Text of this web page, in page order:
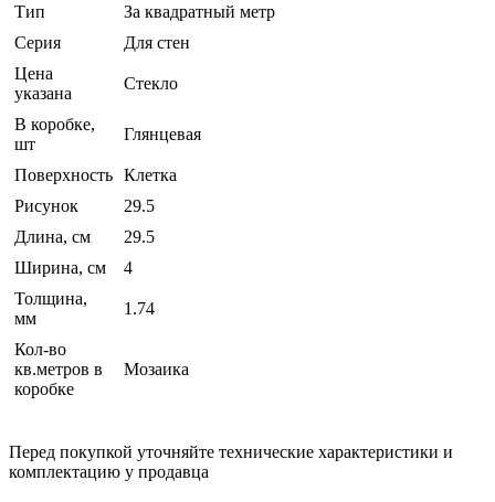
Тип
За квадратный метр
Серия
Для стен
Цена
указана
Стекло
В коробке,
шт
Глянцевая
Поверхность Клетка
Рисунок
29.5
Длина, см
29.5
Ширина, см
4
Толщина,
мм
1.74
Кол-во
кв.метров в
коробке
Мозаика
Перед покупкой уточняйте технические характеристики и
комплектацию у продавца